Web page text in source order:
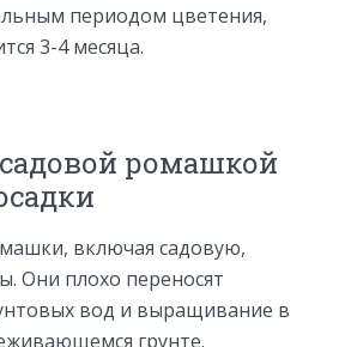
периодом цветения,
3-4 месяца.
ромашкой
включая садовую,
Они плохо переносят
вод и выращивание в
грунте.